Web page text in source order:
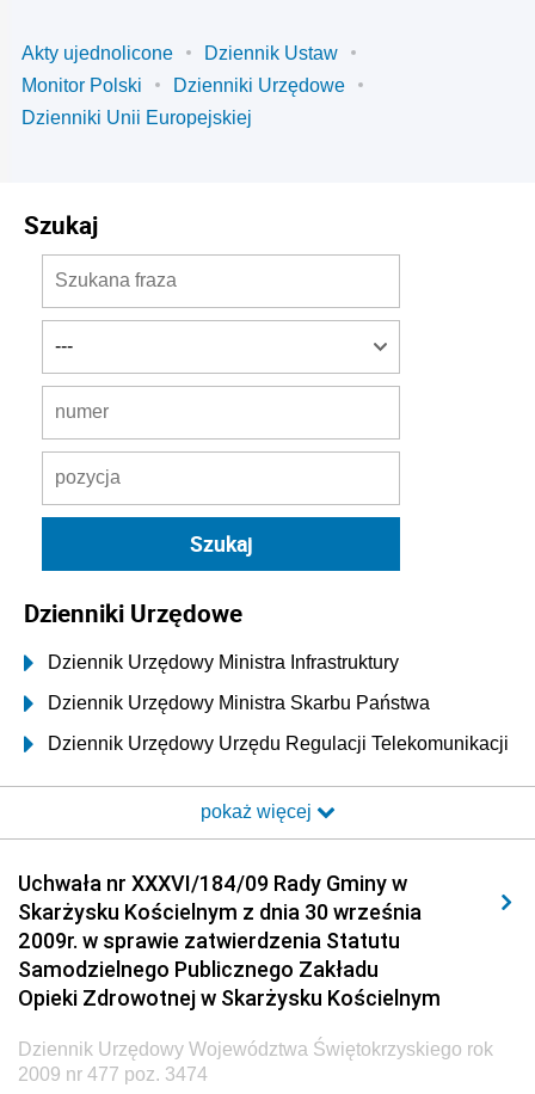
Akty ujednolicone
Dziennik Ustaw
Monitor Polski
Dzienniki Urzędowe
Dzienniki Unii Europejskiej
Szukaj
Dzienniki Urzędowe
Dziennik Urzędowy Ministra Infrastruktury
Dziennik Urzędowy Ministra Skarbu Państwa
Dziennik Urzędowy Urzędu Regulacji Telekomunikacji
Dziennik Urzędowy Ministra Transportu i Budownictwa
Elektronicznej
Dziennik Urzędowy Ministra Spraw Wewnętrznych i
Administracji
Dziennik Urzędowy Ministra Transportu
Dziennik Urzędowy Ministra Budownictwa
Dziennik Urzędowy Ministra Nauki i Szkolnictwa
pokaż więcej
Uchwała nr XXXVI/184/09 Rady Gminy w
Skarżysku Kościelnym z dnia 30 września
2009r. w sprawie zatwierdzenia Statutu
Samodzielnego Publicznego Zakładu
Opieki Zdrowotnej w Skarżysku Kościelnym
Dziennik Urzędowy Województwa Świętokrzyskiego rok
2009 nr 477 poz. 3474